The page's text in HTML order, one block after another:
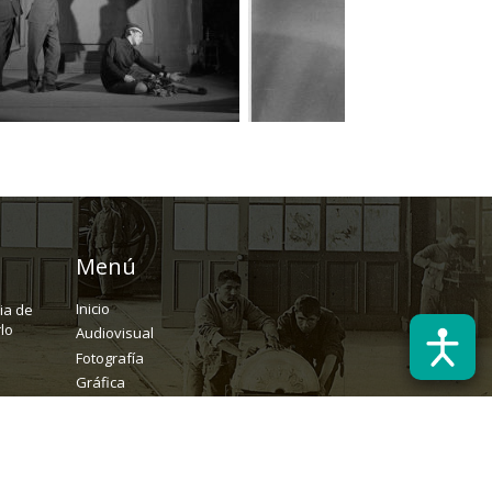
de
Menú
Inicio
Audiovisual
Fotografía
Gráfica